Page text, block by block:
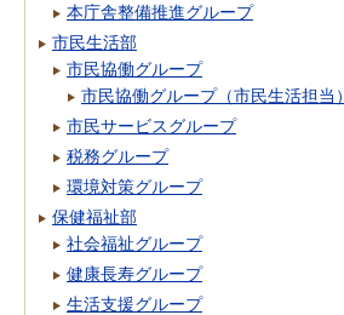
本庁舎整備推進グループ
市民生活部
市民協働グループ
市民協働グループ（市民生活担当）
市民サービスグループ
税務グループ
環境対策グループ
保健福祉部
社会福祉グループ
健康長寿グループ
生活支援グループ